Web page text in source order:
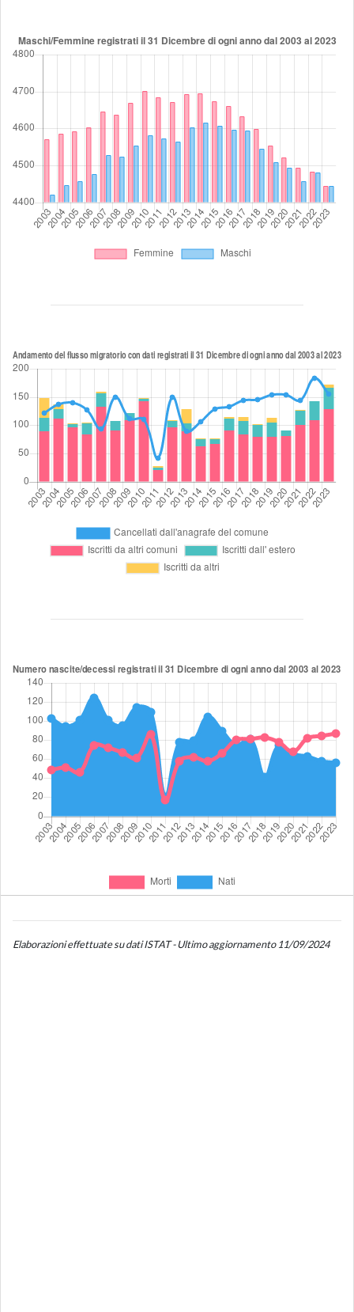
Elaborazioni effettuate su dati ISTAT - Ultimo aggiornamento 11/09/2024